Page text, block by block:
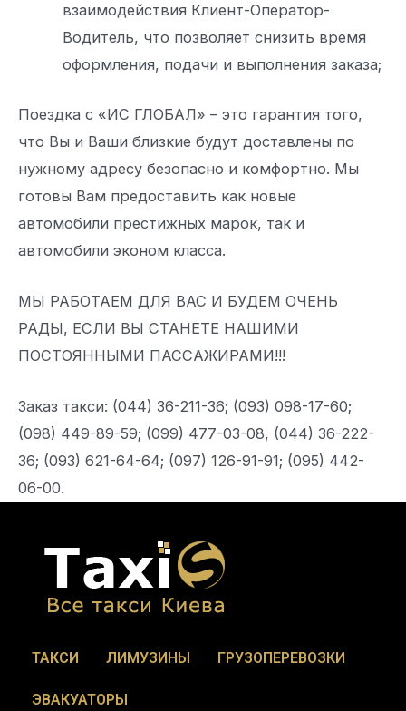
взаимодействия Клиент-Оператор-
Водитель, что позволяет снизить время
оформления, подачи и выполнения заказа;
Поездка с «ИС ГЛОБАЛ» – это гарантия того,
что Вы и Ваши близкие будут доставлены по
нужному адресу безопасно и комфортно. Мы
готовы Вам предоставить как новые
автомобили престижных марок, так и
автомобили эконом класса.
МЫ РАБОТАЕМ ДЛЯ ВАС И БУДЕМ ОЧЕНЬ
РАДЫ, ЕСЛИ ВЫ СТАНЕТЕ НАШИМИ
ПОСТОЯННЫМИ ПАССАЖИРАМИ!!!
Заказ такси: (044) 36-211-36; (093) 098-17-60;
(098) 449-89-59; (099) 477-03-08, (044) 36-222-
36; (093) 621-64-64; (097) 126-91-91; (095) 442-
06-00.
ТАКСИ ЛИМУЗИНЫ ГРУЗОПЕРЕВОЗКИ
ЭВАКУАТОРЫ